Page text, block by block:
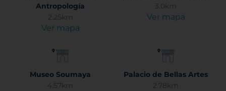
Antropología
2.25km
Ver mapa
3.0km
Ver mapa
Museo Soumaya
4.57km
Palacio de Bellas Artes
2.78km